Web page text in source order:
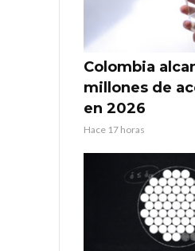
Colombia
millones de
en 2026
Hace 17 horas